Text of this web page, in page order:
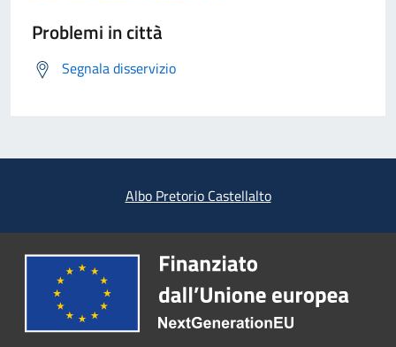
Problemi in città
Segnala disservizio
Albo Pretorio Castellalto